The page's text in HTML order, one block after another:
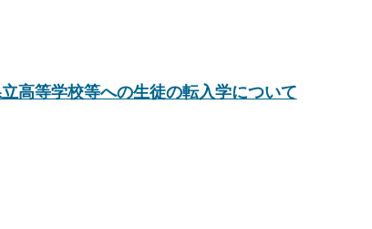
高等学校等への生徒の転入学について